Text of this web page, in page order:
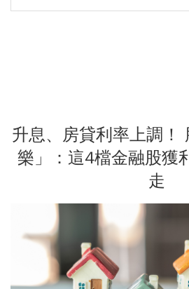
升息、房貸利率上調！
樂」：這4檔金融股獲
走